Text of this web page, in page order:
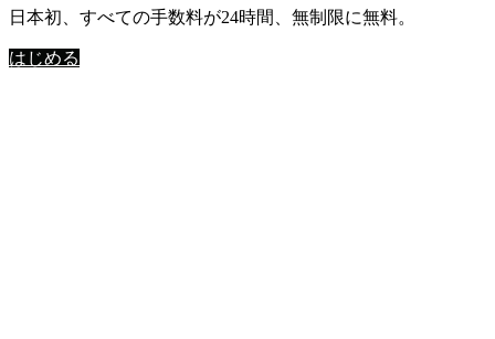
日本初、すべての手数料が24時間、無制限に無料。
はじめる